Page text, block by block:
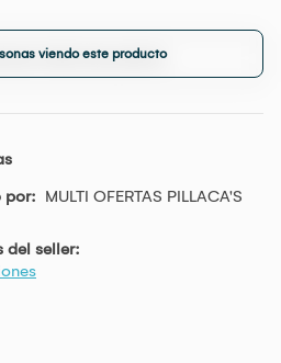
viendo este producto
por: MULTI OFERTAS PILLACA'S
del seller: